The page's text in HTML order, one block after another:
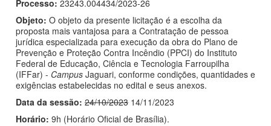
Processo: 23243.004434/2023-26
Objeto: O objeto da presente licitação é a escolha da
proposta mais vantajosa para a Contratação de pessoa
jurídica especializada para execução da obra do Plano de
Prevenção e Proteção Contra Incêndio (PPCI) do Instituto
Federal de Educação, Ciência e Tecnologia Farroupilha
(IFFar) - Campus Jaguari, conforme condições, quantidades e
exigências estabelecidas no edital e seus anexos.
Data da sessão: 24/10/2023 14/11/2023
Horário: 9h (Horário Oficial de Brasília).